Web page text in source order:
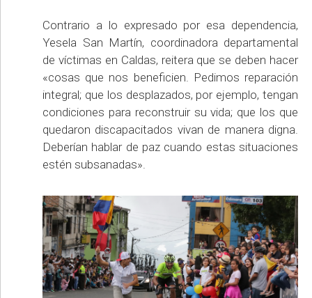
Contrario a lo expresado por esa dependencia,
Yesela San Martín, coordinadora departamental
de víctimas en Caldas, reitera que se deben hacer
«cosas que nos beneficien. Pedimos reparación
integral; que los desplazados, por ejemplo, tengan
condiciones para reconstruir su vida; que los que
quedaron discapacitados vivan de manera digna.
Deberían hablar de paz cuando estas situaciones
estén subsanadas».